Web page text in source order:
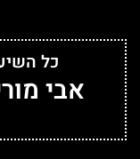
כל
אבי